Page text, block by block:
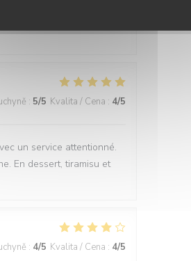
: 5/5 Kvalita / Cena : 4/5
un service attentionné.
En dessert, tiramisu et
: 4/5 Kvalita / Cena : 4/5